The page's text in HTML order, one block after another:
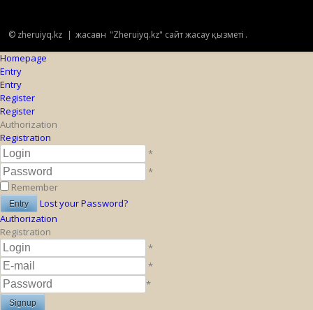
© zheruiyq.kz | жасаған "Zheruiyq.kz" сайт жасау қызметі .
Homepage
Entry
Entry
Register
Register
Authorization
Registration
*
*
Remember
Lost your Password?
Authorization
Registration
*
*
*